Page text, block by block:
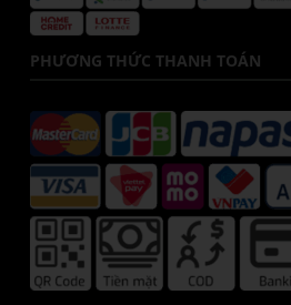
PHƯƠNG THỨC THANH TOÁN